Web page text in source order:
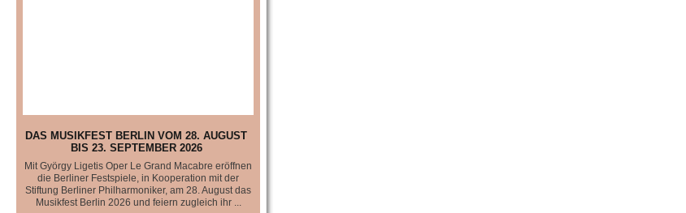
DAS MUSIKFEST BERLIN VOM 28. AUGUST
BIS 23. SEPTEMBER 2026
Mit György Ligetis Oper Le Grand Macabre eröffnen
die Berliner Festspiele, in Kooperation mit der
Stiftung Berliner Philharmoniker, am 28. August das
Musikfest Berlin 2026 und feiern zugleich ihr ...